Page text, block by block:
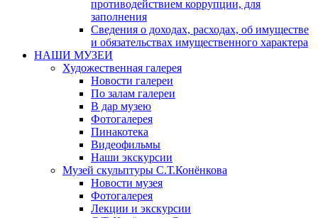
противодействием коррупции, для
заполнения
Сведения о доходах, расходах, об имуществе
и обязательствах имущественного характера
НАШИ МУЗЕИ
Художественная галерея
Новости галереи
По залам галереи
В дар музею
Фотогалерея
Пинакотека
Видеофильмы
Наши экскурсии
Музей скульптуры С.Т.Конёнкова
Новости музея
Фотогалерея
Лекции и экскурсии